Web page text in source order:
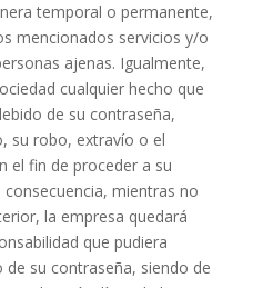
temporal o permanente,
mencionados servicios y/o
ajenas. Igualmente,
cualquier hecho que
de su contraseña,
su robo, extravío o el
el fin de proceder a su
mientras no
la empresa quedará
que pudiera
de su contraseña, siendo de